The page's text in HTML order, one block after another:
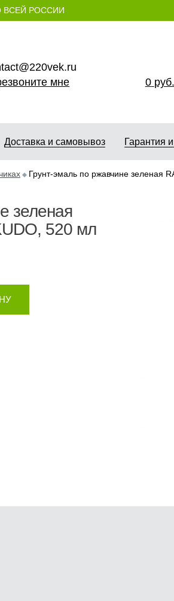
ВСЕЙ РОССИИ
мне
0 руб.
Доставка и самовывоз Гарантия
Грунт-эмаль по ржавчине зеленая
зеленая
520 мл